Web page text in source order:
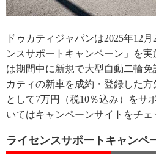
ドゥカティジャパンは2025年12
ンスサポートキャンペーン」を
は期間中に新規で大型自動二輪
カティの新車を成約・登録した方
として7万円（税10％込み）をサ
いてはキャンペーンサイトをチェ
ライセンスサポートキャンペ